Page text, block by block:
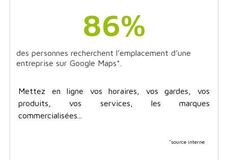
86%
des personnes recherchent l’emplacement d’une
entreprise sur Google Maps*.
Mettez en ligne vos horaires, vos gardes, vos
produits, vos services, les marques
commercialisées...
*source interne